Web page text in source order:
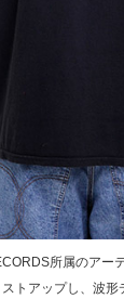
所属のアー
トアップし、波